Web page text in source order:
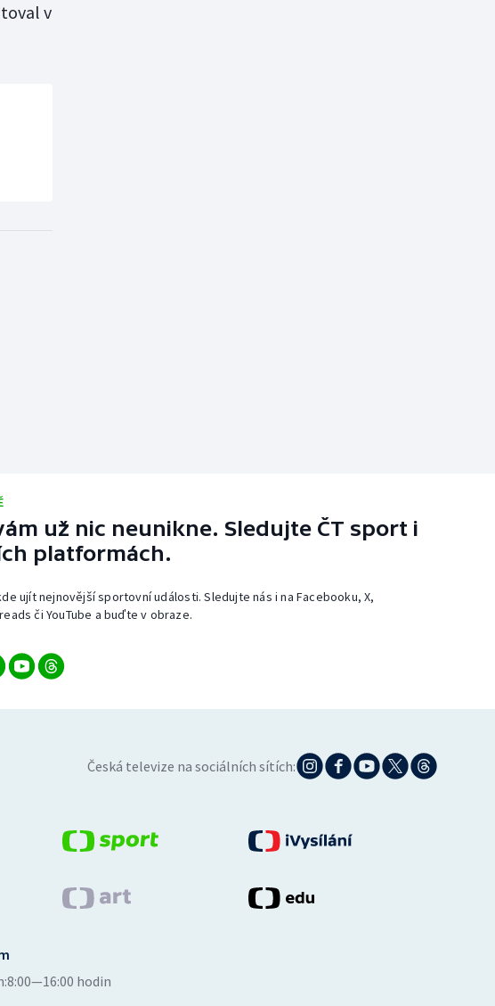
v
už nic neunikne. Sledujte ČT sport i
platformách.
ujít nejnovější sportovní události. Sledujte nás i na Facebooku, X,
či YouTube a buďte v obraze.
Česká televize na sociálních sítích:
8:00—16:00 hodin